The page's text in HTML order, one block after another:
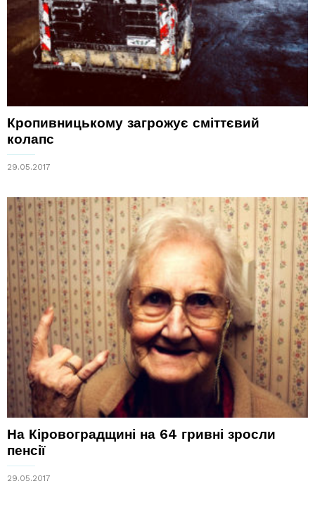
Кропивницькому загрожує сміттєвий
колапс
29.05.2017
На Кіровоградщині на 64 гривні зросли
пенсії
29.05.2017